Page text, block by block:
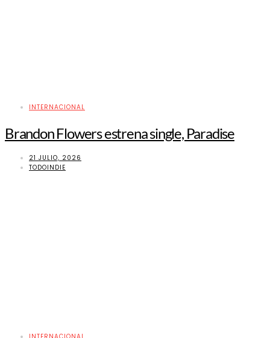
INTERNACIONAL
Brandon Flowers estrena single, Paradise
21 JULIO, 2026
TODOINDIE